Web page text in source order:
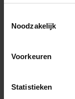
Noodzakelijk
Voorkeuren
Statistieken